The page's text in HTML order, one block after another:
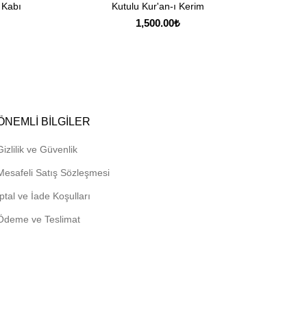
SEÇENEKLER
Kutulu Kur'an-ı Kerim
1,500.00₺
BILGILER
ve Güvenlik
Satış Sözleşmesi
ve İade Koşulları
ve Teslimat